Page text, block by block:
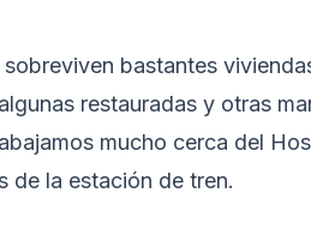
bastantes
restauradas y otras
mucho cerca del
de la estación de tren.